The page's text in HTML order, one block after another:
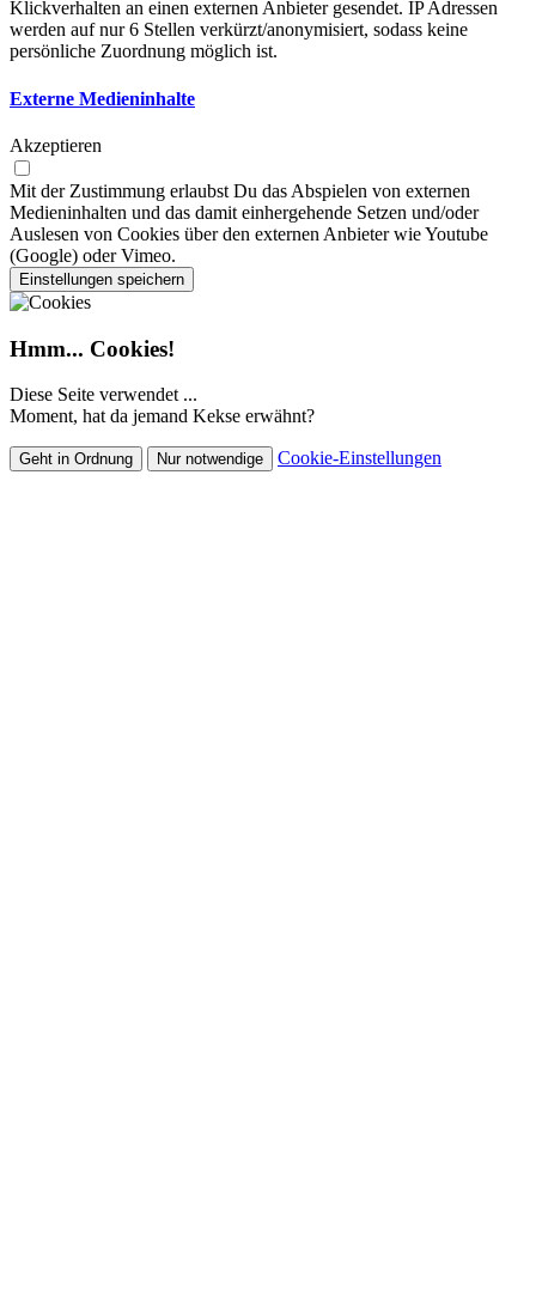
Klickverhalten an einen externen Anbieter gesendet. IP Adressen
werden auf nur 6 Stellen verkürzt/anonymisiert, sodass keine
persönliche Zuordnung möglich ist.
Externe Medieninhalte
Akzeptieren
Mit der Zustimmung erlaubst Du das Abspielen von externen
Medieninhalten und das damit einhergehende Setzen und/oder
Auslesen von Cookies über den externen Anbieter wie Youtube
(Google) oder Vimeo.
Einstellungen speichern
Hmm... Cookies!
Diese Seite verwendet ...
Moment, hat da jemand Kekse erwähnt?
Geht in Ordnung Nur notwendige Cookie-Einstellungen